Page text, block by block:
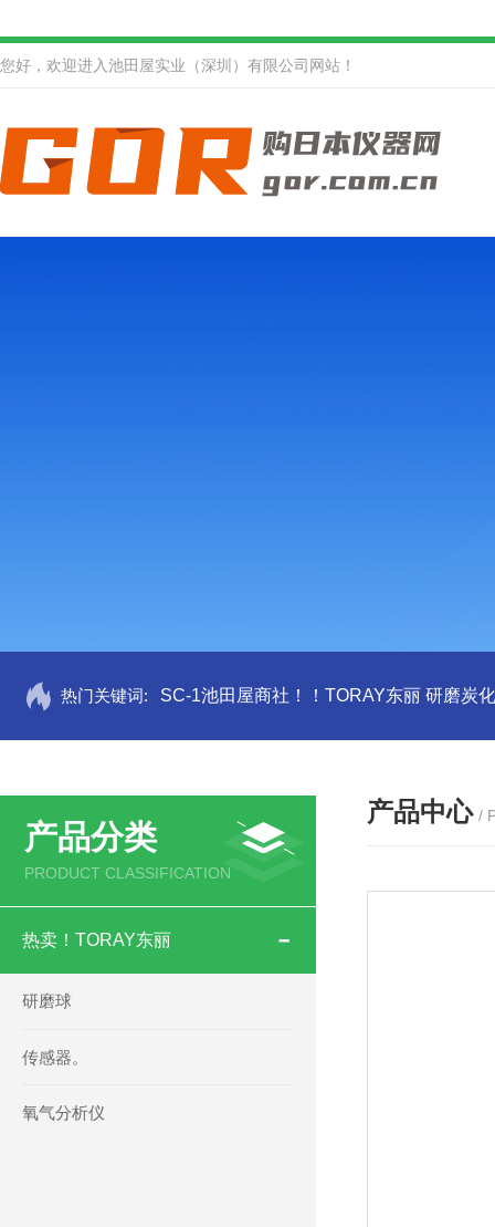
您好，欢迎进入池田屋实业（深圳）有限公司网站！
热门关键词: SC-1池田屋商社！！TORAY东丽 研磨炭
产品分类
PRODUCT CLASSIFICATION
热卖！TORAY东丽
研磨球
传感器。
氧气分析仪
产品中心 /